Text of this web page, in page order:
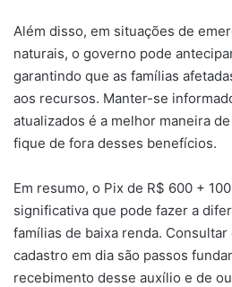
Além disso, em situações de
naturais, o governo pode
garantindo que as famílias
aos recursos. Manter-se
atualizados é a melhor maneira
fique de fora desses benefícios.
Em resumo, o Pix de R$ 600 +
significativa que pode fazer a
famílias de baixa renda.
cadastro em dia são passos
recebimento desse auxílio e de